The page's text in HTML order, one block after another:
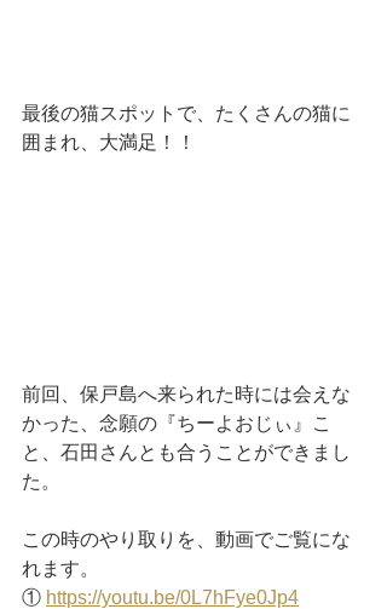
最後の猫スポットで、たくさんの猫に
囲まれ、大満足！！
前回、保戸島へ来られた時には会えな
かった、念願の『ちーよおじぃ』こ
と、石田さんとも合うことができまし
た。
この時のやり取りを、動画でご覧にな
れます。
① https://youtu.be/0L7hFye0Jp4